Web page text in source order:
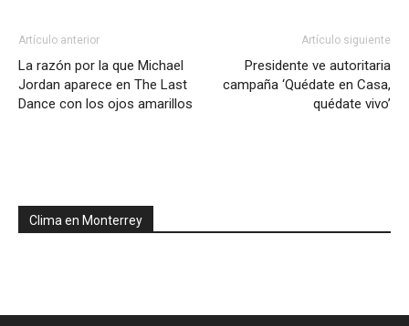
Artículo anterior
La razón por la que Michael
Jordan aparece en The Last
Dance con los ojos amarillos
Artículo siguiente
Presidente ve autoritaria
campaña ‘Quédate en Casa,
quédate vivo’
Clima en Monterrey